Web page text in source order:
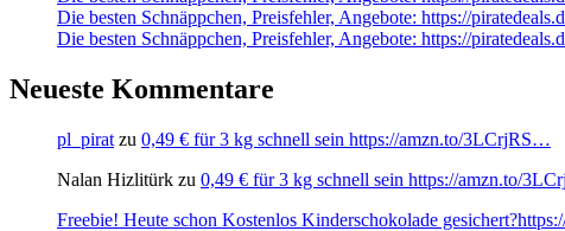
Die besten Schnäppchen, Preisfehler, Angebote: https://
Die besten Schnäppchen, Preisfehler, Angebote: https://
Neueste Kommentare
pl_pirat zu 0,49 € für 3 kg schnell sein https://amzn.to/3LCrjRS…
Nalan Hizlitürk zu 0,49 € für 3 kg schnell sein https://amzn.to/
Freebie! Heute schon Kostenlos Kinderschokolade